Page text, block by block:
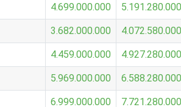
4.699.000.000 5.191.280.000
3.682.000.000 4.072.580.000
4.459.000.000 4.927.280.000
5.969.000.000 6.588.280.000
6.999.000.000 7.721.280.000